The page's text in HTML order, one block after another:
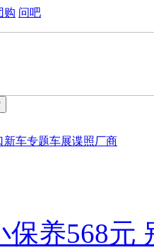
购 问吧
新车专题车展谍照厂商
保养568元